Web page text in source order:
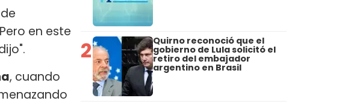
en este
, cuando
2 Quirno reconoció que el
gobierno de Lula solicitó el
retiro del embajador
argentino en Brasil